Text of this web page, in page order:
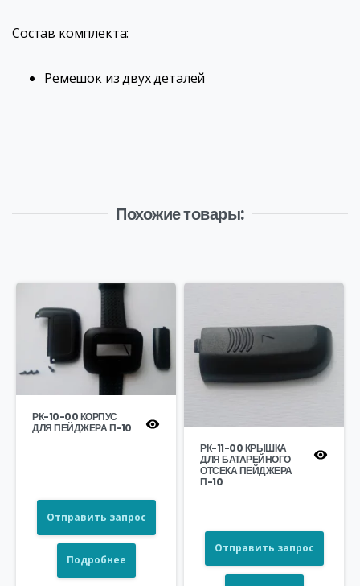
Состав комплекта:
Ремешок из двух деталей
Похожие товары:
РК-10-00 КОРПУС
ДЛЯ ПЕЙДЖЕРА П-10
Отправить запрос
Подробнее
РК-11-00 КРЫШКА
ДЛЯ БАТАРЕЙНОГО
ОТСЕКА ПЕЙДЖЕРА
П-10
Отправить запрос